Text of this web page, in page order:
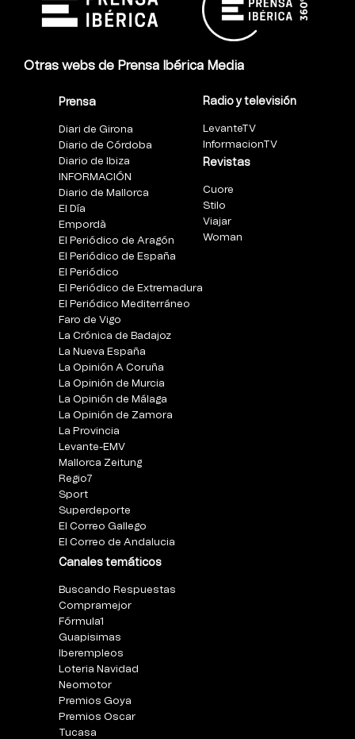
Otras webs de Prensa Ibérica Media
Prensa
Diari de Girona
Diario de Córdoba
Diario de Ibiza
INFORMACIÓN
Diario de Mallorca
El Día
Empordà
El Periódico de Aragón
El Periódico de España
El Periódico
El Periódico de Extremadura
El Periódico Mediterráneo
Faro de Vigo
La Crónica de Badajoz
La Nueva España
La Opinión A Coruña
La Opinión de Murcia
La Opinión de Málaga
La Opinión de Zamora
La Provincia
Levante-EMV
Mallorca Zeitung
Regio7
Sport
Superdeporte
El Correo Gallego
El Correo de Andalucia
Canales temáticos
Buscando Respuestas
Compramejor
Fórmula1
Guapisimas
Iberempleos
Loteria Navidad
Neomotor
Premios Goya
Premios Oscar
Tucasa
Radio y televisión
LevanteTV
InformacionTV
Revistas
Cuore
Stilo
Viajar
Woman